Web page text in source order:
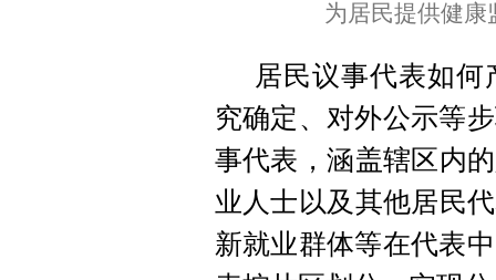
为居民提供健康
居民议事代表如
究确定、对外公示等
事代表，涵盖辖区内
业人士以及其他居民
新就业群体等在代表